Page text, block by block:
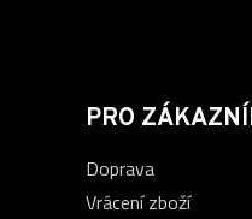
PRO
Doprava
Vrácení zboží